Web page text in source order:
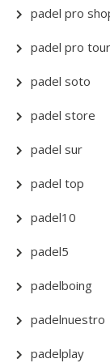
padel pro
padel pro tour
padel soto
padel store
padel sur
padel top
padel10
padel5
padelboing
padelnuestro
padelplay